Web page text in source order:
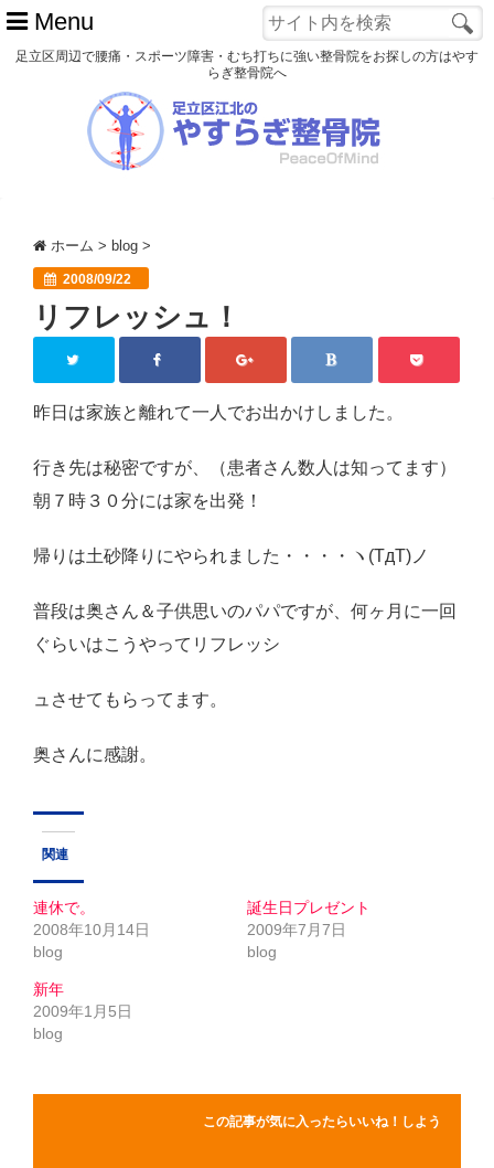
Menu
スポーツ障害
患者様の声
アクセス
院長プロフィール
Close
足立区周辺で腰痛・スポーツ障害・むち打ちに強い整骨院をお探しの方はやす
らぎ整骨院へ
ホーム > blog >
2008/09/22
リフレッシュ！
昨日は家族と離れて一人でお出かけしました。
行き先は秘密ですが、（患者さん数人は知ってます）
朝７時３０分には家を出発！
帰りは土砂降りにやられました・・・・ヽ(TдT)ノ
普段は奥さん＆子供思いのパパですが、何ヶ月に一回
ぐらいはこうやってリフレッシ
ュさせてもらってます。
奥さんに感謝。
関連
連休で。
2008年10月14日
blog
誕生日プレゼント
2009年7月7日
blog
新年
2009年1月5日
blog
この記事が気に入ったらいいね！しよう